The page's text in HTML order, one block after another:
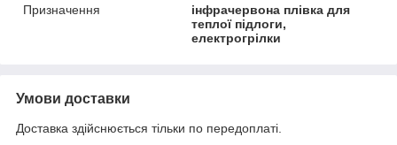
Призначення
інфрачервона плівка для
теплої підлоги,
електрогрілки
Умови доставки
Доставка здійснюється тільки по передоплаті.